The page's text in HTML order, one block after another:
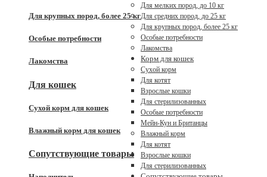
Для крупных пород, более 25 кг
Особые потребности
Лакомства
Для кошек
Сухой корм для кошек
Влажный корм для кошек
Сопутствующие товары
Для мелких пород, до 10 кг
Для средних пород, до 25 кг
Для крупных пород, более 25 кг
Особые потребности
Лакомства
Корм для кошек
Сухой корм
Для котят
Взрослые кошки
Для стерилизованных
Особые потребности
Мейн-Кун и Британцы
Влажный корм
Для котят
Взрослые кошки
Для стерилизованных